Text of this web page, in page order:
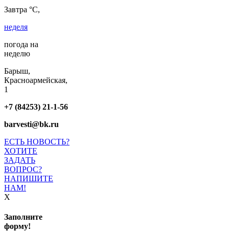
Завтра °C,
неделя
погода на
неделю
Барыш,
Красноармейская,
1
+7 (84253) 21-1-56
barvesti@bk.ru
ЕСТЬ НОВОСТЬ?
ХОТИТЕ
ЗАДАТЬ
ВОПРОС?
НАПИШИТЕ
НАМ!
X
Заполните
форму!